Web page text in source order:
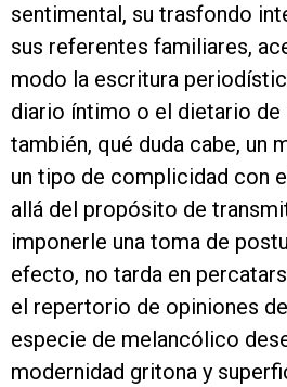
sentimental, su trasfondo
sus referentes familiares,
modo la escritura
diario íntimo o el dietario
también, qué duda cabe, un
un tipo de complicidad con
allá del propósito de
imponerle una toma de
efecto, no tarda en
el repertorio de opiniones
especie de melancólico
modernidad gritona y